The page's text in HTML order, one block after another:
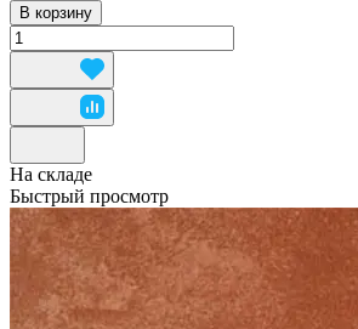
В корзину
На складе
Быстрый просмотр